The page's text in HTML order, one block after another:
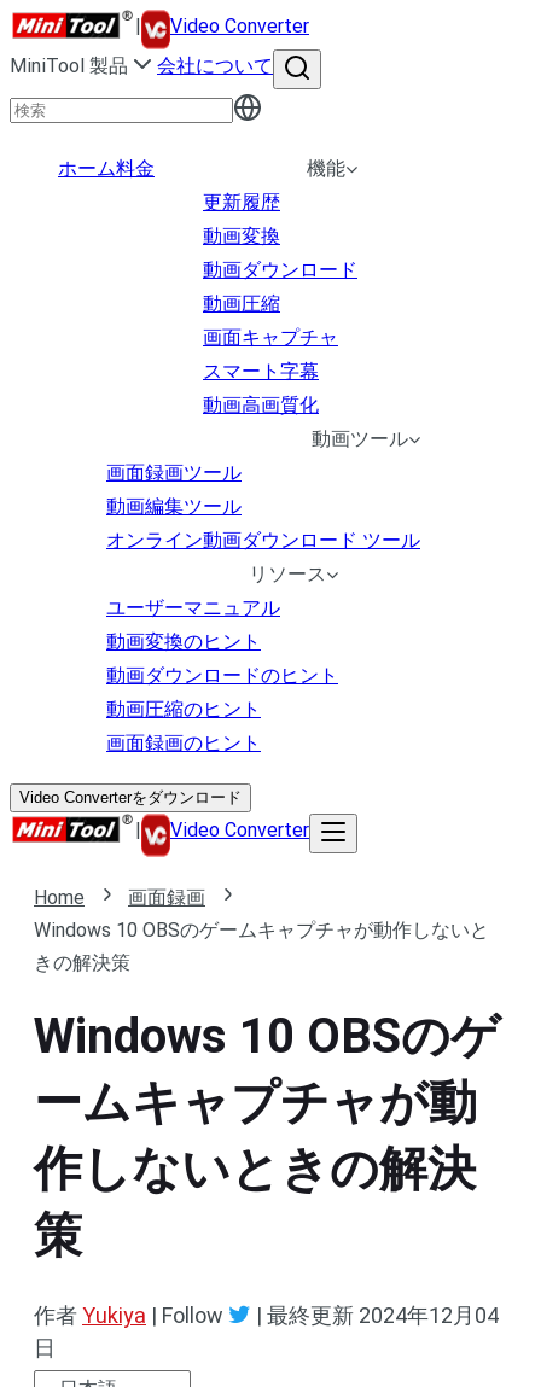
|
Video Converter
MiniTool 製品
会社について
ホーム料金
機能
更新履歴
動画変換
動画ダウンロード
動画圧縮
画面キャプチャ
スマート字幕
動画高画質化
動画ツール
画面録画ツール
動画編集ツール
オンライン動画ダウンロード ツール
リソース
ユーザーマニュアル
動画変換のヒント
動画ダウンロードのヒント
動画圧縮のヒント
画面録画のヒント
Video Converterをダウンロード
| Video Converter
Home
画面録画
Windows 10 OBSのゲームキャプチャが動作しないと
きの解決策
Windows 10 OBSのゲ
ームキャプチャが動
作しないときの解決
策
作者Yukiya | Follow | 最終更新 2024年12月04
日